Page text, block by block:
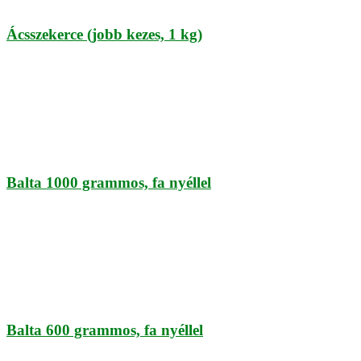
Ácsszekerce (jobb kezes, 1 kg)
Balta 1000 grammos, fa nyéllel
Balta 600 grammos, fa nyéllel